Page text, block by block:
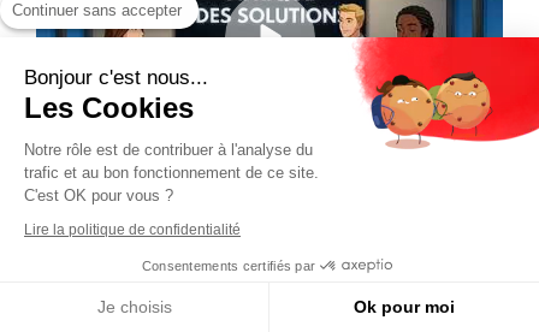
Continuer sans accepter
Bonjour c'est nous...
Les Cookies
Notre rôle est de contribuer à l'analyse du
trafic et au bon fonctionnement de ce site.
C'est OK pour vous ?
Lire la politique de confidentialité
Consentements certifiés par
Je choisis Ok pour moi